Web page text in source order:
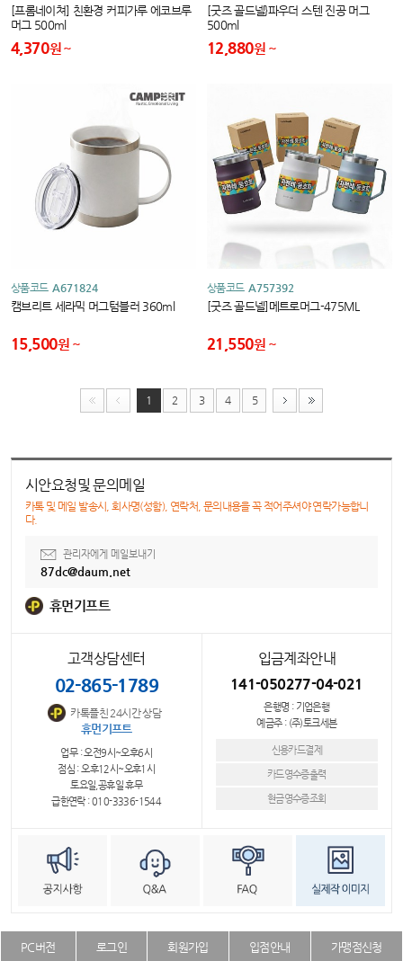
[프롬네이쳐] 친환경 커피가루 에코브루
머그 500ml
4,370원
[굿즈 골드넬}파우더 스텐 진공 머그
500ml
12,880원
상품코드 A671824
캠브리트 세라믹 머그텀블러 360ml
15,500원
상품코드 A757392
[굿즈 골드넬]메트로머그-475ML
21,550원
1 2 3 4 5
시안요청및 문의메일
카톡 및 메일 발송시, 회사명(성함), 연락처, 문의내용을 꼭 적어주셔야 연락가능합니
다.
관리자에게 메일보내기
87dc@daum.net
휴먼기프트
고객상담센터
02-865-1789
카톡플친 24시간 상담
휴먼기프트
업무 : 오전9시~오후6시
점심 : 오후12시~오후1시
토요일,공휴일 휴무
급한연락 : 010-3336-1544
입금계좌안내
141-050277-04-021
은행명 : 기업은행
예금주 : (주)토크세븐
신용카드결제
카드영수증출력
현금영수증조회
PC버전 로그인 회원가입 입점안내 가맹점신청